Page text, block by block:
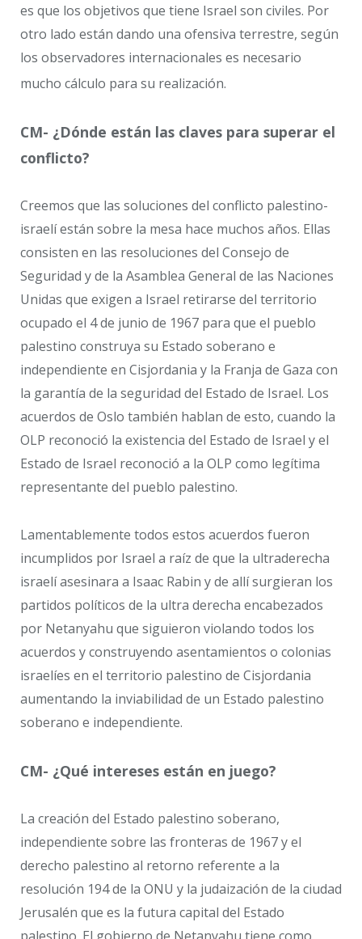
es que los objetivos que tiene Israel son civiles. Por
otro lado están dando una ofensiva terrestre, según
los observadores internacionales es necesario
mucho cálculo para su realización.
CM- ¿Dónde están las claves para superar el
conflicto?
Creemos que las soluciones del conflicto palestino-
israelí están sobre la mesa hace muchos años. Ellas
consisten en las resoluciones del Consejo de
Seguridad y de la Asamblea General de las Naciones
Unidas que exigen a Israel retirarse del territorio
ocupado el 4 de junio de 1967 para que el pueblo
palestino construya su Estado soberano e
independiente en Cisjordania y la Franja de Gaza con
la garantía de la seguridad del Estado de Israel. Los
acuerdos de Oslo también hablan de esto, cuando la
OLP reconoció la existencia del Estado de Israel y el
Estado de Israel reconoció a la OLP como legítima
representante del pueblo palestino.
Lamentablemente todos estos acuerdos fueron
incumplidos por Israel a raíz de que la ultraderecha
israelí asesinara a Isaac Rabin y de allí surgieran los
partidos políticos de la ultra derecha encabezados
por Netanyahu que siguieron violando todos los
acuerdos y construyendo asentamientos o colonias
israelíes en el territorio palestino de Cisjordania
aumentando la inviabilidad de un Estado palestino
soberano e independiente.
CM- ¿Qué intereses están en juego?
La creación del Estado palestino soberano,
independiente sobre las fronteras de 1967 y el
derecho palestino al retorno referente a la
resolución 194 de la ONU y la judaización de la ciudad
Jerusalén que es la futura capital del Estado